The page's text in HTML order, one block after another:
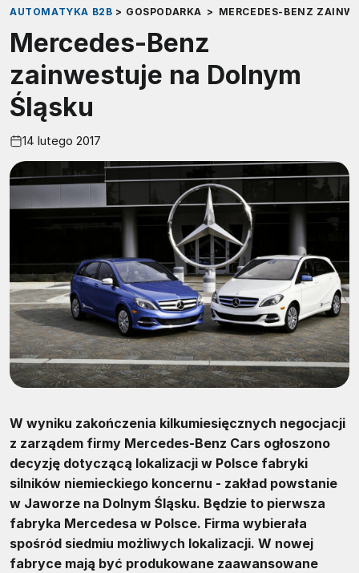
AUTOMATYKA B2B > GOSPODARKA > MERCEDES-BENZ
Mercedes-Benz
zainwestuje na Dolnym
Śląsku
14 lutego 2017
W wyniku zakończenia kilkumiesięcznych negocjacji
z zarządem firmy Mercedes-Benz Cars ogłoszono
decyzję dotyczącą lokalizacji w Polsce fabryki
silników niemieckiego koncernu - zakład powstanie
w Jaworze na Dolnym Śląsku. Będzie to pierwsza
fabryka Mercedesa w Polsce. Firma wybierała
spośród siedmiu możliwych lokalizacji. W nowej
fabryce mają być produkowane zaawansowane